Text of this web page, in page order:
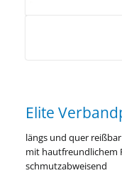
Elite
längs und quer
mit hautfreundlichem
schmutzabweisend